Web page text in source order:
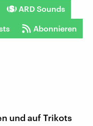
ARD Sounds
Abonnieren
und auf Trikots